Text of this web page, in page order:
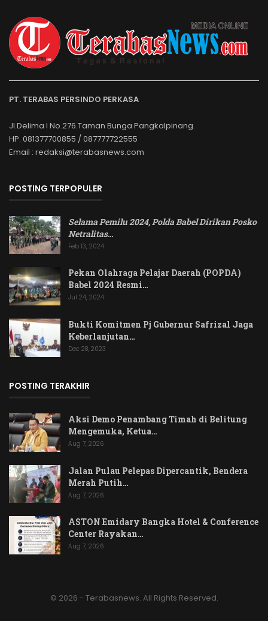
PT. TERABAS PERSINDO PERKASA
Jl.Delima I No.276.Taman Bunga Pangkalpinang.
HP. 081377700855 / 087777722555
Email : redaksi@terabasnews.com
POSTING TERPOPULER
Selama Pemilu 2024, Polda Babel Dirikan Posko
Netralitas…
Feb 13, 2024
Pekan Olahraga Pelajar Daerah (POPDA)
Babel 2024 Resmi…
Jul 24, 2024
Bukti Komitmen Pj Gubernur Safrizal Jaga
Keberlanjutan…
Dec 28, 2023
POSTING TERAKHIR
Aksi Demo Penambang Timah di Belitung
Mengemuka, Ketua…
Aug 7, 2026
Jalan Pulau Pelepas Dipercantik, Bendera
Merah Putih…
Aug 7, 2026
ASTON Emidary Bangka Hotel & Conference
Center Rayakan…
Aug 7, 2026
© 2026 - Terabasnews. All Rights Reserved.